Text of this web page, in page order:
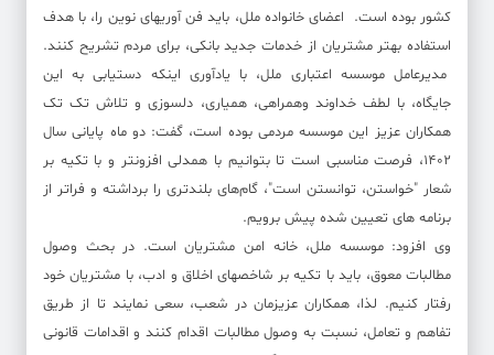
کشور بوده است. اعضای خانواده ملل، باید فن آوریهای نوین را، با هدف
استفاده بهتر مشتریان از خدمات جدید بانکی، برای مردم تشریح کنند.
مدیرعامل موسسه اعتباری ملل، با یادآوری اینکه دستیابی به این
جایگاه، با لطف خداوند وهمراهی، همیاری، دلسوزی و تلاش تک تک
همکاران عزیز این موسسه مردمی بوده است، گفت: دو ماه پایانی سال
۱۴۰۲، فرصت مناسبی است تا بتوانیم با همدلی افزونتر و با تکیه بر
شعار "خواستن، توانستن است"، گام‌های بلندتری را برداشته و فراتر از
برنامه های تعیین شده پیش برویم.
وی افزود: موسسه ملل، خانه امن مشتریان است. در بحث وصول
مطالبات معوق، باید با تکیه بر شاخصهای اخلاق و ادب، با مشتریان خود
رفتار کنیم. لذا، همکاران عزیزمان در شعب، سعی نمایند تا از طریق
تفاهم و تعامل، نسبت به وصول مطالبات اقدام کنند و اقدامات قانونی